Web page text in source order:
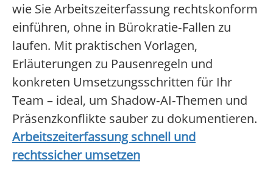
wie Sie Arbeitszeiterfassung rechtskonform
einführen, ohne in Bürokratie‑Fallen zu
laufen. Mit praktischen Vorlagen,
Erläuterungen zu Pausenregeln und
konkreten Umsetzungsschritten für Ihr
Team – ideal, um Shadow‑AI‑Themen und
Präsenzkonflikte sauber zu dokumentieren.
Arbeitszeiterfassung schnell und
rechtssicher umsetzen